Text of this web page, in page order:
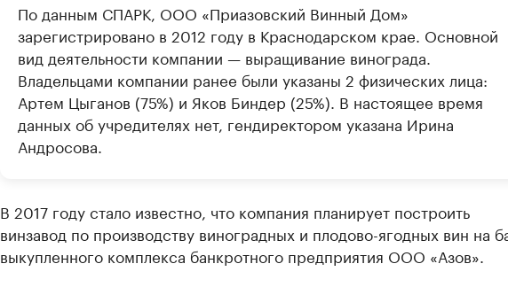
По данным СПАРК, ООО «Приазовский Винный Дом»
зарегистрировано в 2012 году в Краснодарском крае. Основной
вид деятельности компании — выращивание винограда.
Владельцами компании ранее были указаны 2 физических лица:
Артем Цыганов (75%) и Яков Биндер (25%). В настоящее время
данных об учредителях нет, гендиректором указана Ирина
Андросова.
В 2017 году стало известно, что компания планирует построить
винзавод по производству виноградных и плодово-ягодных вин на
выкупленного комплекса банкротного предприятия ООО «Азов».